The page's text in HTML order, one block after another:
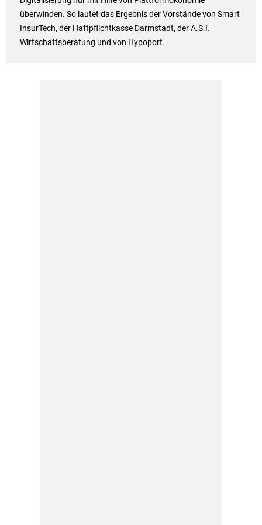
überwinden. So lautet das Ergebnis der Vorstände von Smart
InsurTech, der Haftpflichtkasse Darmstadt, der A.S.I.
Wirtschaftsberatung und von Hypoport.